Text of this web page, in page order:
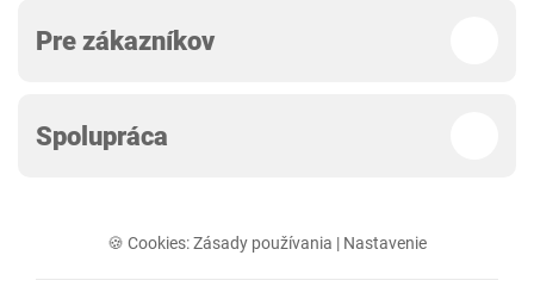
Pre zákazníkov
Spolupráca
🍪 Cookies:Zásady používania | Nastavenie